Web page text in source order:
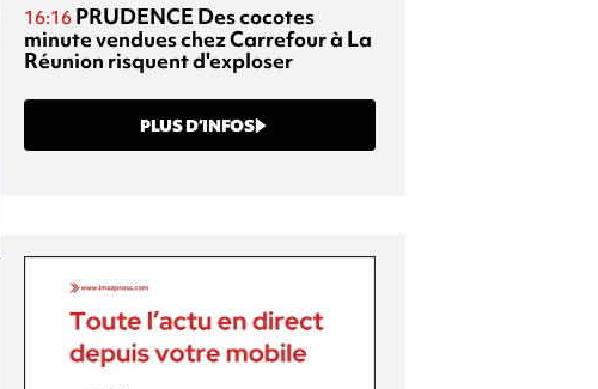
16:16 PRUDENCE Des cocotes
minute vendues chez Carrefour à La
Réunion risquent d'exploser
PLUS D’INFOS